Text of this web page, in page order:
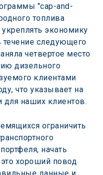
"cap-and-
топлива
экономику
течение следующего
четвертое место
дизельного
клиентами
что указывает на
для наших клиентов.
ограничить
начать
хороший повод